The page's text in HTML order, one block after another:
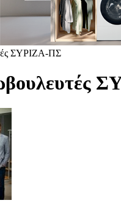
ΣΥΡΙΖΑ-ΠΣ